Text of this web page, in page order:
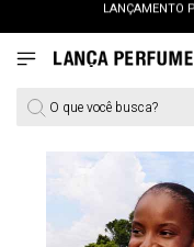
PERSONAL SHOPPER |
O que você busca?